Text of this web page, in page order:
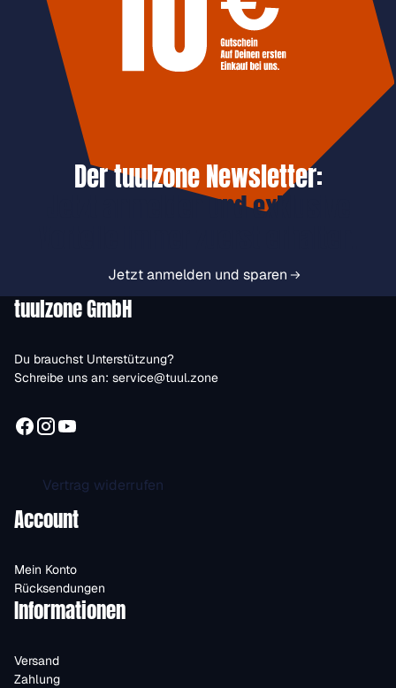
Der tuulzone Newsletter:
Jetzt anmelden und exklusive
Jetzt anmelden und sparen
tuulzone GmbH
Du brauchst Unterstützung?
Schreibe uns an: service@tuul.zone
Vertrag widerrufen
Account
Mein Konto
Rücksendungen
Informationen
Versand
Zahlung